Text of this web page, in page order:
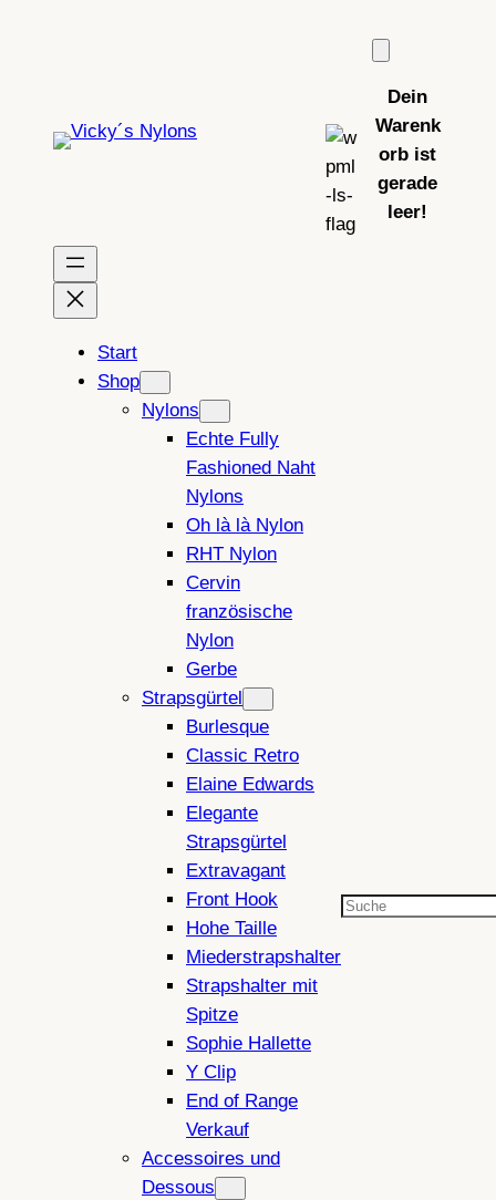
Dein
Warenk
orb ist
gerade
leer!
Start
Shop
Nylons
Echte Fully
Fashioned Naht
Nylons
Oh là là Nylon
RHT Nylon
Cervin
französische
Nylon
Gerbe
Strapsgürtel
Burlesque
Classic Retro
Elaine Edwards
Elegante
Strapsgürtel
Extravagant
Front Hook
Hohe Taille
Miederstrapshalter
Strapshalter mit
Spitze
Sophie Hallette
Y Clip
End of Range
Verkauf
Accessoires und
Dessous
Suchen